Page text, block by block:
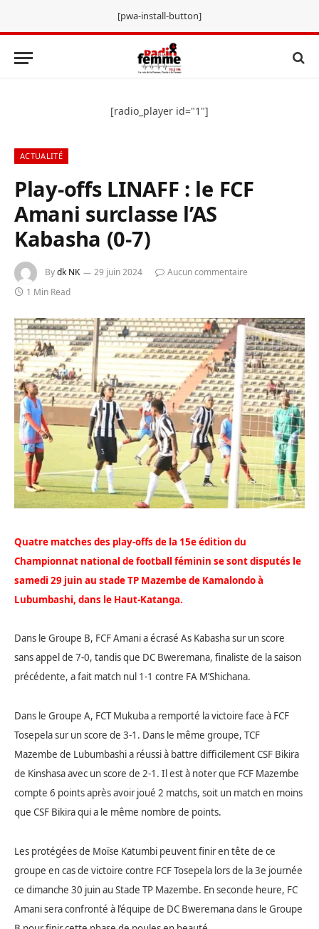
[pwa-install-button]
[radio_player id="1"]
ACTUALITÉ
Play-offs LINAFF : le FCF
Amani surclasse l’AS
Kabasha (0-7)
Bydk NK 29 juin 2024
Aucun commentaire
1 Min Read
Quatre matches des play-offs de la 15e édition du
Championnat national de football féminin se sont disputés le
samedi 29 juin au stade TP Mazembe de Kamalondo à
Lubumbashi, dans le Haut-Katanga.
Dans le Groupe B, FCF Amani a écrasé As Kabasha sur un score
sans appel de 7-0, tandis que DC Bweremana, finaliste de la saison
précédente, a fait match nul 1-1 contre FA M’Shichana.
Dans le Groupe A, FCT Mukuba a remporté la victoire face à FCF
Tosepela sur un score de 3-1. Dans le même groupe, TCF
Mazembe de Lubumbashi a réussi à battre difficilement CSF Bikira
de Kinshasa avec un score de 2-1. Il est à noter que FCF Mazembe
compte 6 points après avoir joué 2 matchs, soit un match en moins
que CSF Bikira qui a le même nombre de points.
Les protégées de Moïse Katumbi peuvent finir en tête de ce
groupe en cas de victoire contre FCF Tosepela lors de la 3e journée
ce dimanche 30 juin au Stade TP Mazembe. En seconde heure, FC
Amani sera confronté à l’équipe de DC Bweremana dans le Groupe